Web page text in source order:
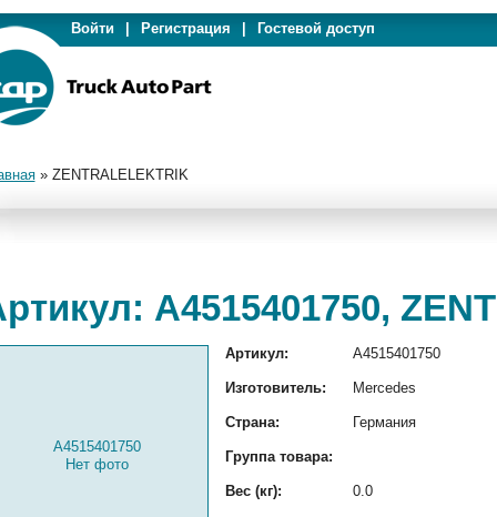
Войти Регистрация Гостевой доступ
» ZENTRALELEKTRIK
A4515401750,
A4515401750
Нет фото
Артикул: A4515401750
Изготовитель: Mercedes
Страна: Германия
Группа товара:
Вес (кг): 0.0